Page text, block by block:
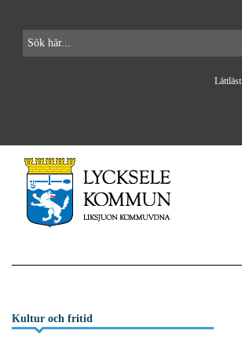
Lättläst
Kultur och fritid